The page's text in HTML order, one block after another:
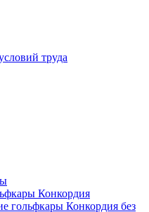
труда
Конкордия
гольфкары Конкордия без